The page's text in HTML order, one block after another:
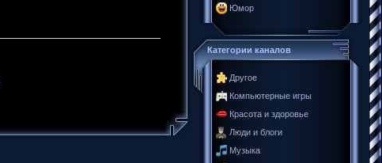
Юмор
Категории каналов
Другое
Компьютерные игры
Красота и здоровье
Люди и блоги
Музыка